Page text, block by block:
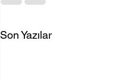
Son Yazılar